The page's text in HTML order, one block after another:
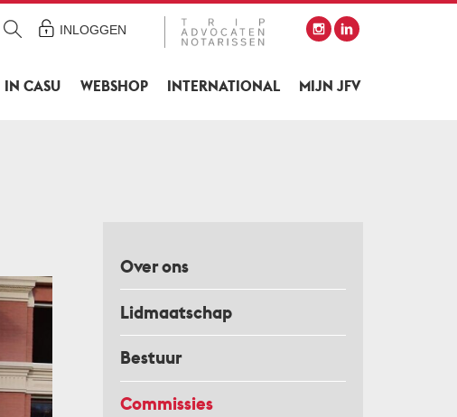
IN CASU WEBSHOP INTERNATIONAL MIJN JFV
INLOGGEN
Over ons
Lidmaatschap
Bestuur
Commissies